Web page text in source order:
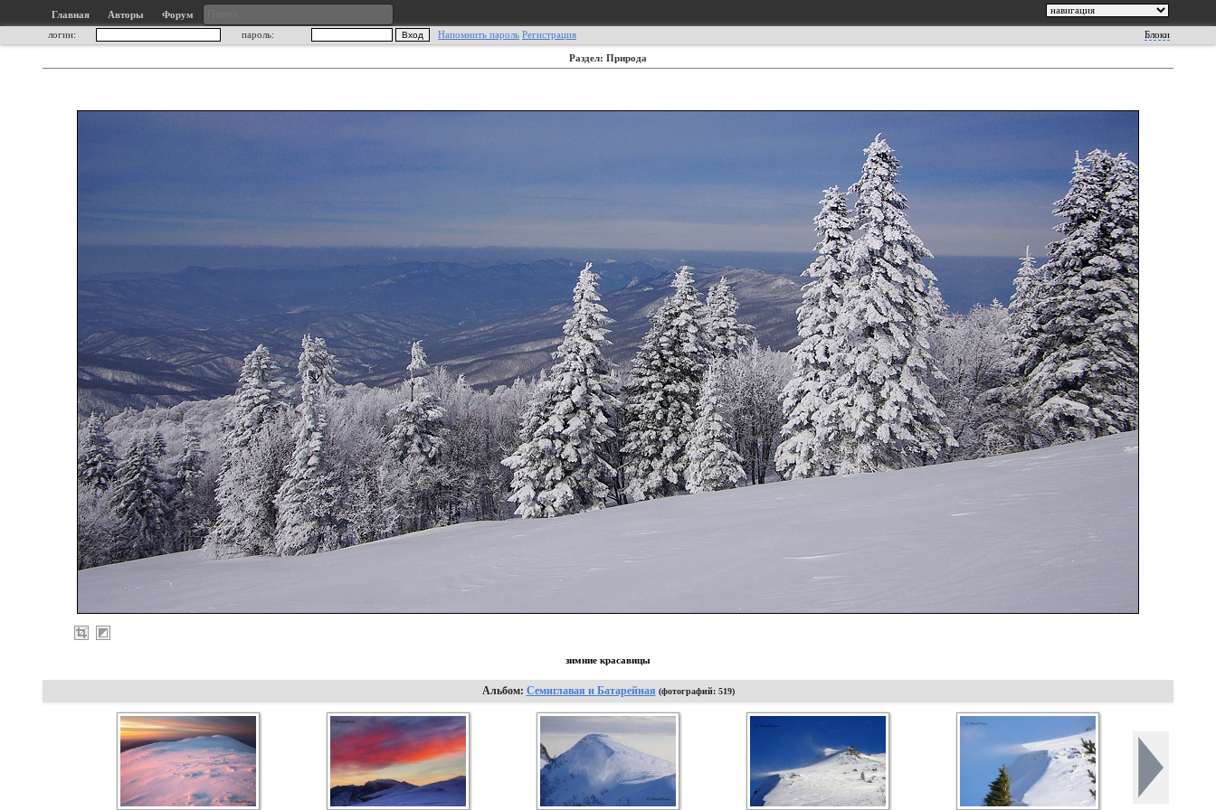
Главная Авторы
Форум
логин:
пароль: Напомнить пароль Регистрация Блоки
Раздел: Природа
зимние красавицы
Альбом: Семиглавая и Батарейная (фотографий: 519)